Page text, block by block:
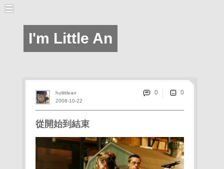
I'm Little An
從開始到結束
2008-10-22
hulittlean 0